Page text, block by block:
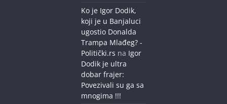
Ko je Igor Dodik,
koji je u Banjaluci
ugostio Donalda
Trampa Mlađeg? -
Politički.rs na Igor
Dodik je ultra
dobar frajer:
Povezivali su ga sa
mnogima !!!